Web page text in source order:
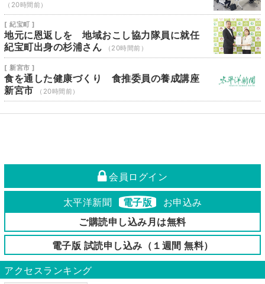
（20時間前）
[ 紀宝町 ]
地元に恩返しを 地域おこし協力隊員に就任
紀宝町出身の杉浦さん
（20時間前）
[ 新宮市 ]
食を通した健康づくり 食推委員の養成講座
新宮市
（20時間前）
会員ログイン
太平洋新聞 電子版
お申込み
ご購読申し込み月は無料
電子版 試読申し込み（１週間 無料）
アクセスランキング